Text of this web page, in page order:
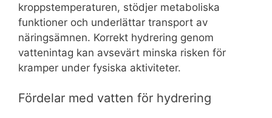
kroppstemperaturen, stödjer metaboliska
funktioner och underlättar transport av
näringsämnen. Korrekt hydrering genom
vattenintag kan avsevärt minska risken för
kramper under fysiska aktiviteter.
Fördelar med vatten för hydrering